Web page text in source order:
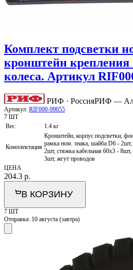
Комплект подсветки
кронштейн крепления
колеса. Артикул
РИФ · РоссияРИФ —
Артикул: RIF000-99055
7 ШТ
Вес
1.4 кг
Комплектация
Кронштейн, корпус подсветки,
рамка ном. знака, шайба D6 -
2шт, стяжка кабельная 60х3 -
3шт, жгут проводов
ЦЕНА
204.3 р.
В КОРЗИНУ
7 ШТ
Отправка: 10 августа (завтра)